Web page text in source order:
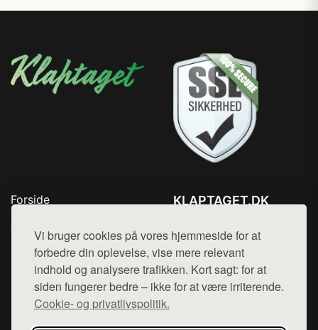
Vi bruger cookies på vores hjemmeside for at
forbedre din oplevelse, vise mere relevant
indhold og analysere trafikken. Kort sagt: for at
siden fungerer bedre – ikke for at være irriterende.
Cookie- og privatlivspolitik.
Forside
Top Rabatter
Blog
Kontakt
KLAPTAGET.DK
Mail: hej@want.dk
Cookie- og privatlivspolitik